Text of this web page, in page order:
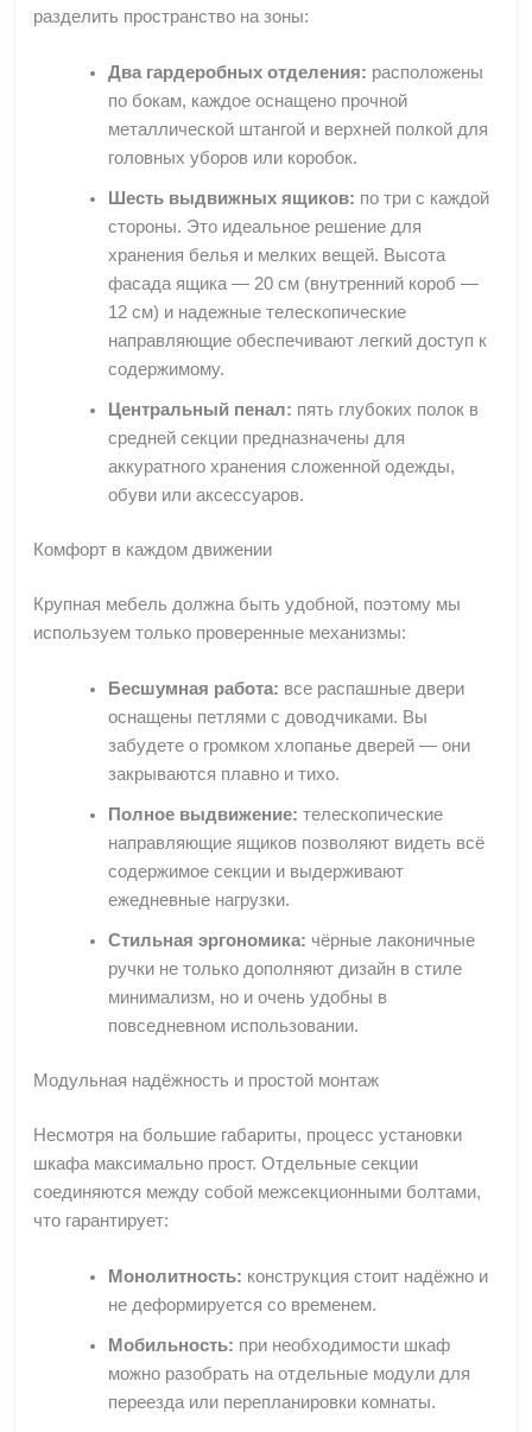
разделить пространство на зоны:
Два гардеробных отделения: расположены
по бокам, каждое оснащено прочной
металлической штангой и верхней полкой для
головных уборов или коробок.
Шесть выдвижных ящиков: по три с каждой
стороны. Это идеальное решение для
хранения белья и мелких вещей. Высота
фасада ящика — 20 см (внутренний короб —
12 см) и надежные телескопические
направляющие обеспечивают легкий доступ к
содержимому.
Центральный пенал: пять глубоких полок в
средней секции предназначены для
аккуратного хранения сложенной одежды,
обуви или аксессуаров.
Комфорт в каждом движении
Крупная мебель должна быть удобной, поэтому мы
используем только проверенные механизмы:
Бесшумная работа: все распашные двери
оснащены петлями с доводчиками. Вы
забудете о громком хлопанье дверей — они
закрываются плавно и тихо.
Полное выдвижение: телескопические
направляющие ящиков позволяют видеть всё
содержимое секции и выдерживают
ежедневные нагрузки.
Стильная эргономика: чёрные лаконичные
ручки не только дополняют дизайн в стиле
минимализм, но и очень удобны в
повседневном использовании.
Модульная надёжность и простой монтаж
Несмотря на большие габариты, процесс установки
шкафа максимально прост. Отдельные секции
соединяются между собой межсекционными болтами,
что гарантирует:
Монолитность: конструкция стоит надёжно и
не деформируется со временем.
Мобильность: при необходимости шкаф
можно разобрать на отдельные модули для
переезда или перепланировки комнаты.